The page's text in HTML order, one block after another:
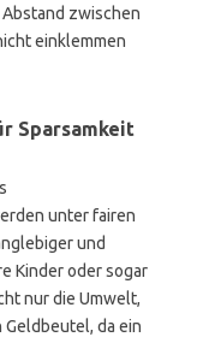
zwischen
einklemmen
Sparsamkeit
unter fairen
und
Kinder oder sogar
nur die Umwelt,
da ein